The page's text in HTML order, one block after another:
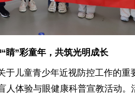
睛”彩童年，共筑光明成长
儿童青少年近视防控工作的
体验与眼健康科普宣教活动